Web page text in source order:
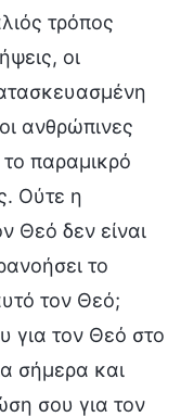
τρόπος
οι
ανθρώπινες
παραμικρό
Ούτε η
Θεό δεν είναι
το
τον Θεό;
για τον Θεό στο
σήμερα και
σου για τον